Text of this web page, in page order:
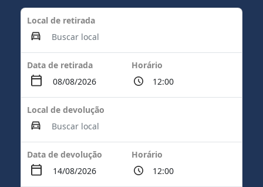
Local de retirada
Data de retirada Horário
Local de devolução
Data de devolução Horário